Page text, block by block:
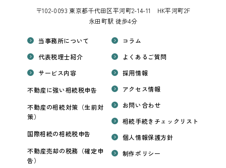
〒102-0093 東京都千代田区平河町2-14-11 HK平河町2F
永田町駅 徒歩4分
当事務所について
代表税理士紹介
サービス内容
不動産に強い相続税申告
不動産の相続対策（生前対
策）
国際相続の相続税申告
不動産売却の税務（確定申
告）
コラム
よくあるご質問
採用情報
アクセス情報
お問い合わせ
相続手続きチェックリスト
個人情報保護方針
制作ポリシー